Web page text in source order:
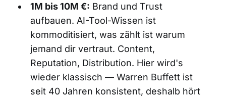
1M bis 10M €: Brand und Trust
aufbauen. AI-Tool-Wissen ist
kommoditisiert, was zählt ist warum
jemand dir vertraut. Content,
Reputation, Distribution. Hier wird's
wieder klassisch — Warren Buffett ist
seit 40 Jahren konsistent, deshalb hört